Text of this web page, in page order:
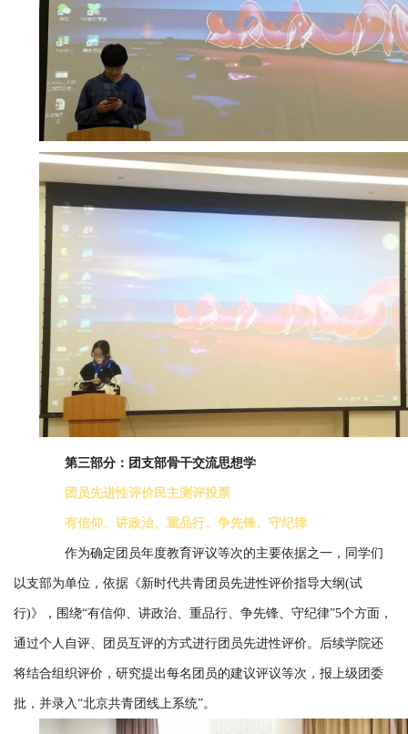
第三部分：团支部骨干交流思想学
团员先进性评价民主测评投票
有信仰、讲政治、重品行、争先锋、守纪律
作为确定团员年度教育评议等次的主要依据之一，同学们
以支部为单位，依据《新时代共青团员先进性评价指导大纲(试
行)》，围绕“有信仰、讲政治、重品行、争先锋、守纪律”5个方面，
通过个人自评、团员互评的方式进行团员先进性评价。后续学院还
将结合组织评价，研究提出每名团员的建议评议等次，报上级团委
批，并录入“北京共青团线上系统”。